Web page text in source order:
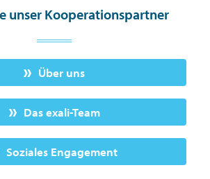
unser Kooperationspartner
Über uns
Das exali-Team
Soziales Engagement